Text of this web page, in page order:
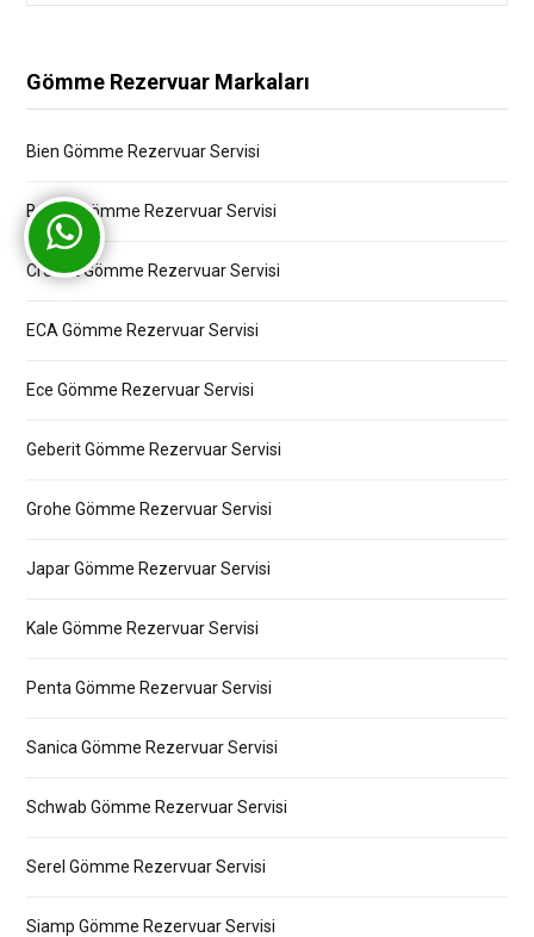
Gömme Rezervuar Markaları
Bien Gömme Rezervuar Servisi
Bocchi Gömme Rezervuar Servisi
Creavit Gömme Rezervuar Servisi
ECA Gömme Rezervuar Servisi
Ece Gömme Rezervuar Servisi
Geberit Gömme Rezervuar Servisi
Grohe Gömme Rezervuar Servisi
Japar Gömme Rezervuar Servisi
Kale Gömme Rezervuar Servisi
Penta Gömme Rezervuar Servisi
Sanica Gömme Rezervuar Servisi
Schwab Gömme Rezervuar Servisi
Serel Gömme Rezervuar Servisi
Siamp Gömme Rezervuar Servisi